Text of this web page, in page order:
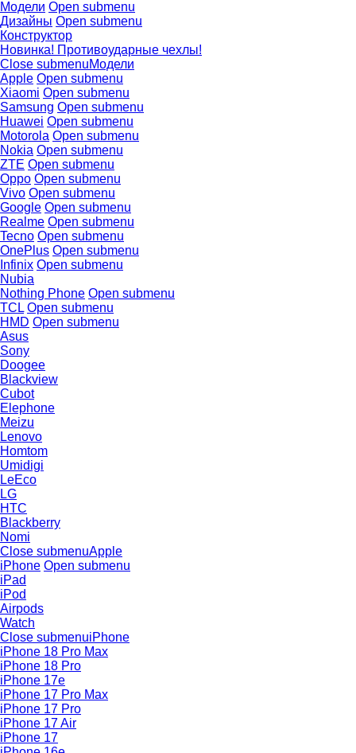
Модели Open submenu
Дизайны Open submenu
Конструктор
Новинка! Противоударные чехлы!
Close submenuМодели
Apple Open submenu
Xiaomi Open submenu
Samsung Open submenu
Huawei Open submenu
Motorola Open submenu
Nokia Open submenu
ZTE Open submenu
Oppo Open submenu
Vivo Open submenu
Google Open submenu
Realme Open submenu
Tecno Open submenu
OnePlus Open submenu
Infinix Open submenu
Nubia
Nothing Phone Open submenu
TCL Open submenu
HMD Open submenu
Asus
Sony
Doogee
Blackview
Cubot
Elephone
Meizu
Lenovo
Homtom
Umidigi
LeEco
LG
HTC
Blackberry
Nomi
Close submenuApple
iPhone Open submenu
iPad
iPod
Airpods
Watch
Close submenuiPhone
iPhone 18 Pro Max
iPhone 18 Pro
iPhone 17e
iPhone 17 Pro Max
iPhone 17 Pro
iPhone 17 Air
iPhone 17